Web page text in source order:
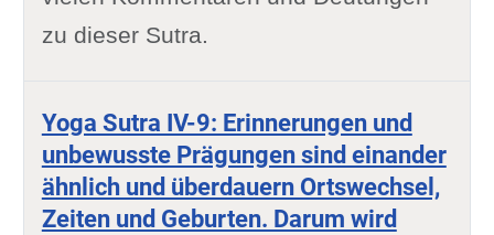
zu dieser Sutra.
Yoga Sutra IV-9: Erinnerungen und
unbewusste Prägungen sind einander
ähnlich und überdauern Ortswechsel,
Zeiten und Geburten. Darum wird